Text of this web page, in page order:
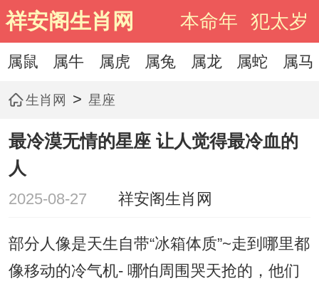
祥安阁生肖网 本命年 犯太岁
属鼠 属牛 属虎 属兔 属龙 属蛇 属马
生肖网 > 星座
最冷漠无情的星座 让人觉得最冷血的
人
2025-08-27 祥安阁生肖网
部分人像是天生自带“冰箱体质”~走到哪里都
像移动的冷气机- 哪怕周围哭天抢的，他们